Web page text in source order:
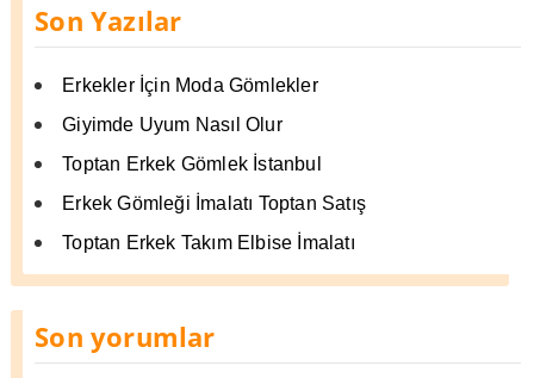
Son Yazılar
Erkekler İçin Moda Gömlekler
Giyimde Uyum Nasıl Olur
Toptan Erkek Gömlek İstanbul
Erkek Gömleği İmalatı Toptan Satış
Toptan Erkek Takım Elbise İmalatı
Son yorumlar